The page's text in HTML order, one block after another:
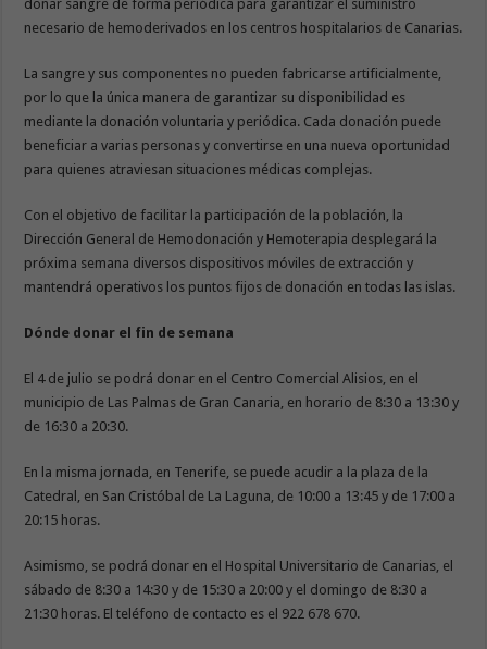
donar sangre de forma periódica para garantizar el suministro
necesario de hemoderivados en los centros hospitalarios de Canarias.
La sangre y sus componentes no pueden fabricarse artificialmente,
por lo que la única manera de garantizar su disponibilidad es
mediante la donación voluntaria y periódica. Cada donación puede
beneficiar a varias personas y convertirse en una nueva oportunidad
para quienes atraviesan situaciones médicas complejas.
Con el objetivo de facilitar la participación de la población, la
Dirección General de Hemodonación y Hemoterapia desplegará la
próxima semana diversos dispositivos móviles de extracción y
mantendrá operativos los puntos fijos de donación en todas las islas.
Dónde donar el fin de semana
El 4 de julio se podrá donar en el Centro Comercial Alisios, en el
municipio de Las Palmas de Gran Canaria, en horario de 8:30 a 13:30 y
de 16:30 a 20:30.
En la misma jornada, en Tenerife, se puede acudir a la plaza de la
Catedral, en San Cristóbal de La Laguna, de 10:00 a 13:45 y de 17:00 a
20:15 horas.
Asimismo, se podrá donar en el Hospital Universitario de Canarias, el
sábado de 8:30 a 14:30 y de 15:30 a 20:00 y el domingo de 8:30 a
21:30 horas. El teléfono de contacto es el 922 678 670.